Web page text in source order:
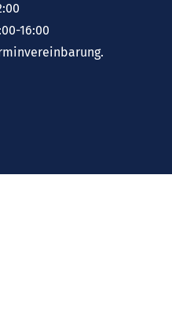
16:00